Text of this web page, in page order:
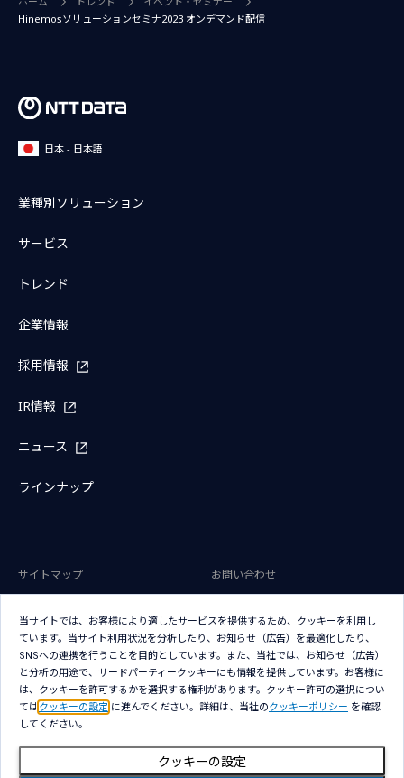
Hinemosソリューションセミナ2023 オンデマンド配信
日本 - 日本語
業種別ソリューション
サービス
トレンド
企業情報
採用情報
IR情報
ニュース
ラインナップ
サイトマップ
お問い合わせ
アクセシビリティポリシー
クッキー（Cookie）ポリシー
クッキー（Cookie）プリファレン
ス
当サイトでは、お客様により適したサービスを提供するため、クッキーを利用し
ています。当サイト利用状況を分析したり、お知らせ（広告）を最適化したり、
SNSへの連携を行うことを目的としています。また、当社では、お知らせ（広告）
と分析の用途で、サードパーティークッキーにも情報を提供しています。お客様に
は、クッキーを許可するかを選択する権利があります。クッキー許可の選択につい
ては クッキーの設定 に進んでください。詳細は、当社のクッキーポリシー を確認
してください。
クッキーの設定